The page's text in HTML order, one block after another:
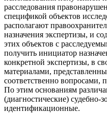
расследования
спецификой объектов
располагают
назначения экспертизы, и
этих объектов с
получить инициатор
конкретной экспертизы, в
материалами,
соответственно вопросами,
По этим основаниям
(диагностические) судебно-
идентификационные.